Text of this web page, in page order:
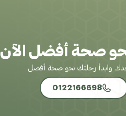
نحو صحة أفضل الآن
وابدأ رحلتك نحو صحة أفضل
0122166698